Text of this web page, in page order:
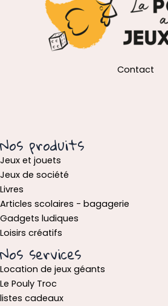
Contact
Nos produits
Jeux et jouets
Jeux de société
Livres
Articles scolaires - bagagerie
Gadgets ludiques
Loisirs créatifs
Nos services
Location de jeux géants
Le Pouly Troc
listes cadeaux